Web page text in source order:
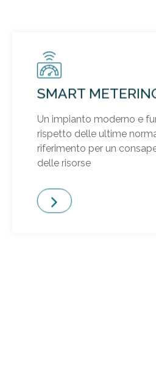
SMART
Un impianto moderno e
rispetto delle ultime
riferimento per un
delle risorse